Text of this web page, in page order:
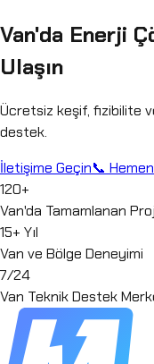
Van'da Enerji
Ulaşın
Ücretsiz keşif, fizibilite
destek.
İletişime Geçin📞
120+
Van'da Tamamlanan
15+ Yıl
Van ve Bölge Deneyimi
7/24
Van Teknik Destek